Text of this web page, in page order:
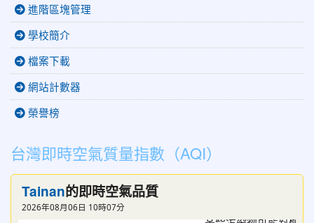
進階區塊管理
學校簡介
檔案下載
網站計數器
榮譽榜
台灣即時空氣質量指數（AQI）
Tainan的即時空氣品質
2026年08月06日 10時07分